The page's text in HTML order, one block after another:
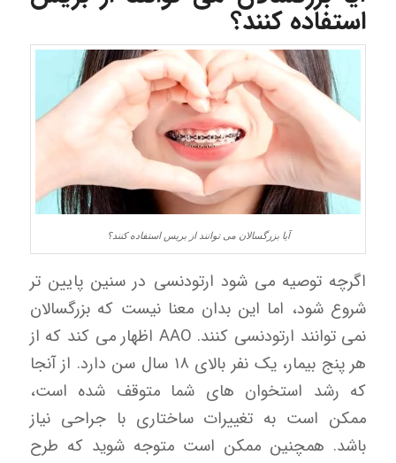
استفاده کنند؟
آیا بزرگسالان می توانند از بریس استفاده کنند؟
اگرچه توصیه می شود ارتودنسی در سنین پایین تر
شروع شود، اما این بدان معنا نیست که بزرگسالان
نمی توانند ارتودنسی کنند. AAO اظهار می کند که از
هر پنج بیمار، یک نفر بالای ۱۸ سال سن دارد. از آنجا
که رشد استخوان های شما متوقف شده است،
ممکن است به تغییرات ساختاری با جراحی نیاز
باشد. همچنین ممکن است متوجه شوید که طرح